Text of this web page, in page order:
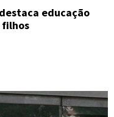
educação
filhos